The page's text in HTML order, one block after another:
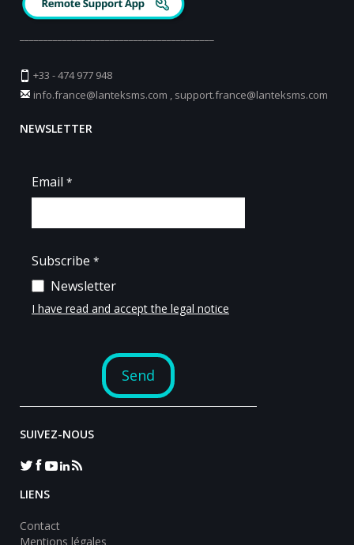
+33 - 474 977 948
info.france@lanteksms.com , support.france@lanteksms.com
NEWSLETTER
SUIVEZ-NOUS
LIENS
Contact
Mentions légales